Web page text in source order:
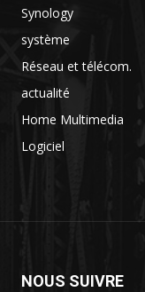
Synology
système
Réseau et télécom.
actualité
Home Multimedia
Logiciel
NOUS SUIVRE